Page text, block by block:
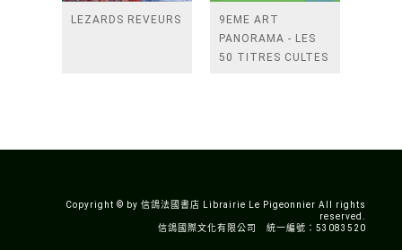
LEZARDS REVEURS
9EME ART
PANORAMA - LES
50 TITRES CULTES
Copyright © by 信鴿法國書店 Librairie Le Pigeonnier All rights
reserved.
信鴿國際文化有限公司 統一編號：53083520